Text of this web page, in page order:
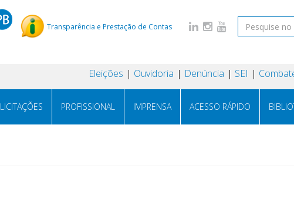
Transparência e Prestação de Contas
Eleições Ouvidoria Denúncia SEI
LICITAÇÕES PROFISSIONAL IMPRENSA ACESSO RÁPIDO